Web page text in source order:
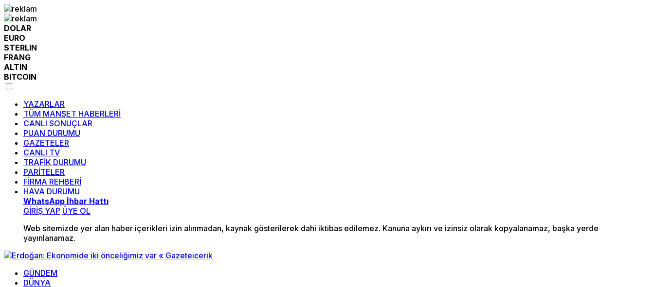
DOLAR
EURO
STERLIN
FRANG
ALTIN
BITCOIN
YAZARLAR
TÜM MANŞET HABERLERİ
CANLI SONUÇLAR
PUAN DURUMU
GAZETELER
CANLI TV
TRAFİK DURUMU
PARİTELER
FİRMA REHBERİ
HAVA DURUMU
WhatsApp İhbar Hattı
GİRİŞ YAP ÜYE OL
Web sitemizde yer alan haber içerikleri izin alınmadan, kaynak gösterilerek dahi iktibas edilemez. Kanuna aykırı ve izinsiz olarak kopyalanamaz, başka yerde
yayınlanamaz.
GÜNDEM
DÜNYA